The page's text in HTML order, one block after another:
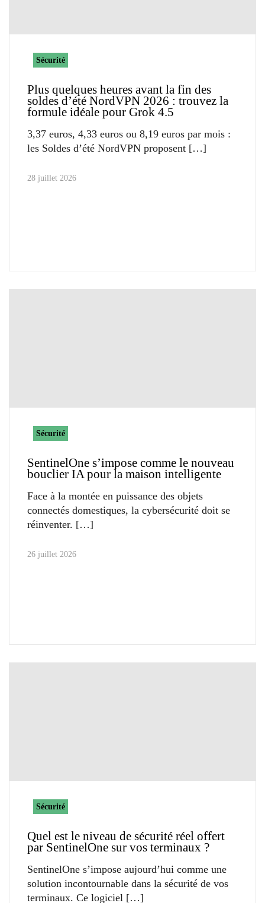
Sécurité
Plus quelques heures avant la fin des
soldes d’été NordVPN 2026 : trouvez la
formule idéale pour Grok 4.5
3,37 euros, 4,33 euros ou 8,19 euros par mois :
les Soldes d’été NordVPN proposent
28 juillet 2026
Sécurité
SentinelOne s’impose comme le nouveau
bouclier IA pour la maison intelligente
Face à la montée en puissance des objets
connectés domestiques, la cybersécurité doit se
réinventer.
26 juillet 2026
Sécurité
Quel est le niveau de sécurité réel offert
par SentinelOne sur vos terminaux ?
SentinelOne s’impose aujourd’hui comme une
solution incontournable dans la sécurité de vos
terminaux. Ce logiciel